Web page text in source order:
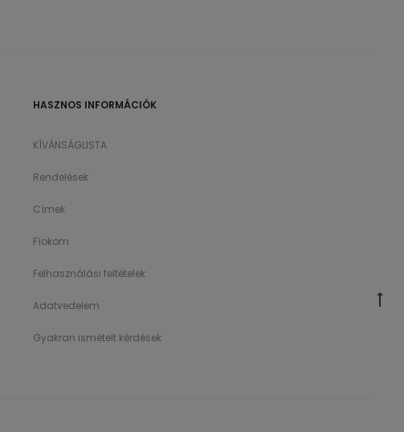
HASZNOS INFORMÁCIÓK
KÍVÁNSÁGLISTA
Rendelések
Címek
Fíokom
Felhasználási feltételek
Adatvedelem
Gyakran ismételt kérdések